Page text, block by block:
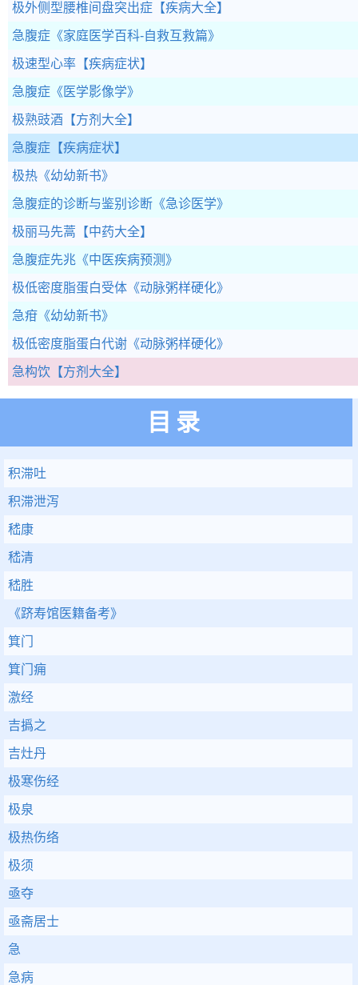
极外侧型腰椎间盘突出症 【疾病大全】
急腹症 《家庭医学百科-自救互救篇》
极速型心率 【疾病症状】
急腹症 《医学影像学》
极熟豉酒 【方剂大全】
急腹症 【疾病症状】
极热 《幼幼新书》
急腹症的诊断与鉴别诊断 《急诊医学》
极丽马先蒿 【中药大全】
急腹症先兆 《中医疾病预测》
极低密度脂蛋白受体 《动脉粥样硬化》
急疳 《幼幼新书》
极低密度脂蛋白代谢 《动脉粥样硬化》
急构饮 【方剂大全】
目录
积滞吐
积滞泄泻
嵇康
嵇清
嵇胜
《跻寿馆医籍备考》
箕门
箕门痈
激经
吉撝之
吉灶丹
极寒伤经
极泉
极热伤络
极须
亟夺
亟斋居士
急
急病